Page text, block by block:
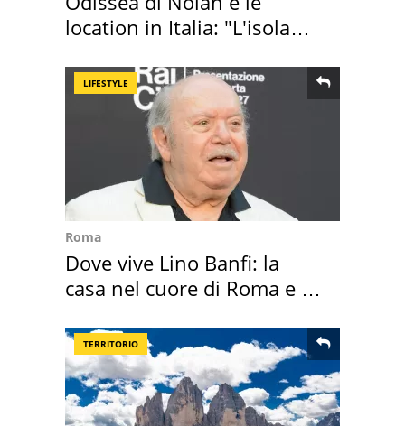
location in Italia: "L'isola
LIFESTYLE
Roma
Dove vive Lino Banfi: la
casa nel cuore di Roma e i
TERRITORIO